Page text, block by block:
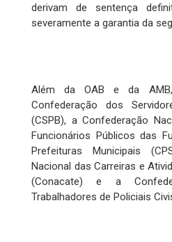
derivam de sentença
severamente a garantia da
Além da OAB e da
Confederação dos
(CSPB), a Confederação
Funcionários Públicos das
Prefeituras Municipais
Nacional das Carreiras e
(Conacate) e a
Trabalhadores de Policiais